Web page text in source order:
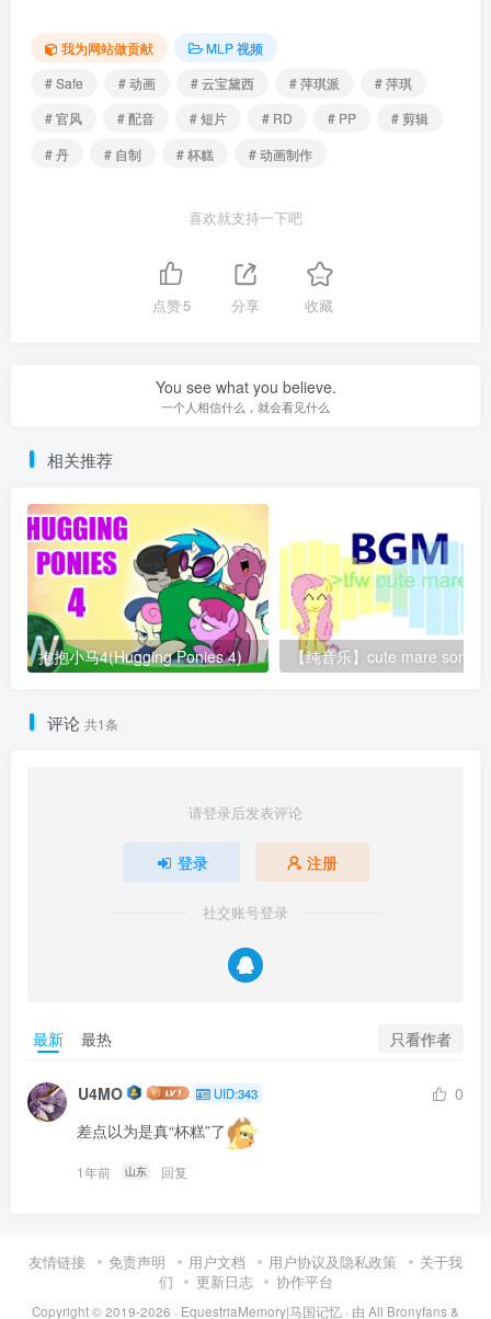
我为网站做贡献
MLP 视频
# Safe
# 动画 # 云宝黛西 # 萍琪派
# 萍琪
# 官风
# 配音 # 短片 # RD # PP
# 剪辑
# 丹
# 自制 # 杯糕 # 动画制作
喜欢就支持一下吧
点赞5 分享 收藏
You see what you believe.
一个人相信什么，就会看见什么
相关推荐
抱抱小马4(Hugging Ponies 4)
评论 共1条
请登录后发表评论
登录 注册
社交账号登录
最新 最热 只看作者
U4MO UID:343
0
差点以为是真“杯糕”了
1年前 山东 回复
友情链接 免责声明 用户文档 用户协议及隐私政策
关于我
们
更新日志 协作平台
Copyright © 2019-2026 · EquestriaMemory|马国记忆 · 由 All Bronyfans &